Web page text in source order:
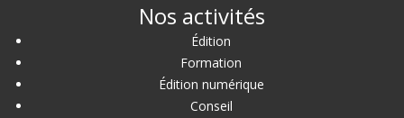
Nos activités
Édition
Formation
Édition numérique
Conseil